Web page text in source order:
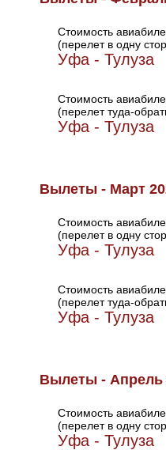
Стоимость
(перелет в одну
Уфа - Тулуза
Стоимость
(перелет туда-
Уфа - Тулуза
Вылеты - Март
Стоимость
(перелет в одну
Уфа - Тулуза
Стоимость
(перелет туда-
Уфа - Тулуза
Вылеты - Апрель
Стоимость
(перелет в одну
Уфа - Тулуза